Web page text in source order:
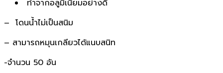
ทำจากอลูมืเนียมอย่างดี
– โดนน้ำไม่เป็นสนิม
– สามารถหมุนเกลียวได้แนบสนิท
-จำนวน 50 อัน